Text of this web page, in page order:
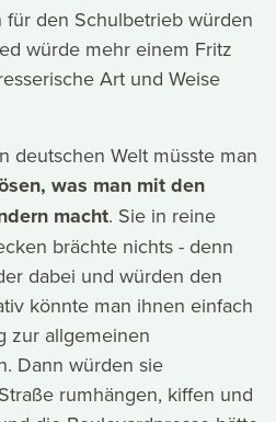
den Schulbetrieb würden
würde mehr einem Fritz
Art und Weise
deutschen Welt müsste man
was man mit den
macht. Sie in reine
brächte nichts - denn
dabei und würden den
könnte man ihnen einfach
zur allgemeinen
Dann würden sie
rumhängen, kiffen und